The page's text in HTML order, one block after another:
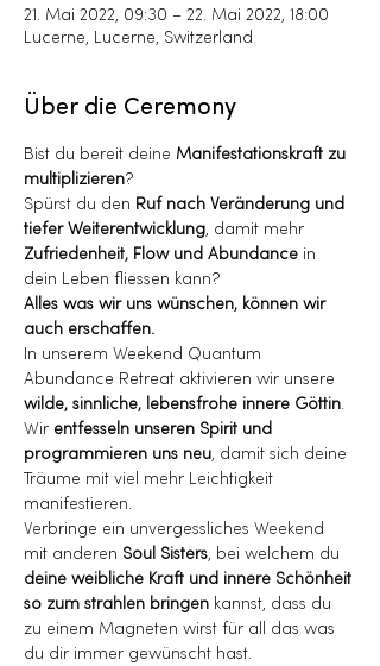
21. Mai 2022, 09:30 – 22. Mai 2022, 18:00
Lucerne, Lucerne, Switzerland
Über die Ceremony
Bist du bereit deine Manifestationskraft zu
multiplizieren?
Spürst du den Ruf nach Veränderung und
tiefer Weiterentwicklung, damit mehr
Zufriedenheit, Flow und Abundance in
dein Leben fliessen kann?
Alles was wir uns wünschen, können wir
auch erschaffen.
In unserem Weekend Quantum
Abundance Retreat aktivieren wir unsere
wilde, sinnliche, lebensfrohe innere Göttin.
Wir entfesseln unseren Spirit und
programmieren uns neu, damit sich deine
Träume mit viel mehr Leichtigkeit
manifestieren.
Verbringe ein unvergessliches Weekend
mit anderen Soul Sisters, bei welchem du
deine weibliche Kraft und innere Schönheit
so zum strahlen bringen kannst, dass du
zu einem Magneten wirst für all das was
du dir immer gewünscht hast.